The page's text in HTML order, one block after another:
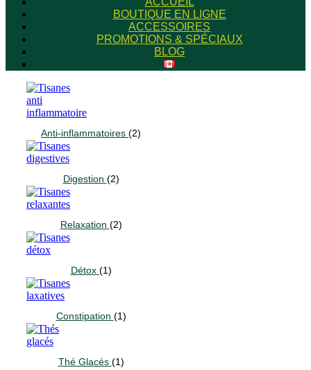
BOUTIQUE EN LIGNE
ACCESSOIRES
PROMOTIONS & SPÉCIAUX
BLOG
Anti-inflammatoires (2)
Digestion (2)
Relaxation (2)
Détox (1)
Constipation (1)
Thé Glacés (1)